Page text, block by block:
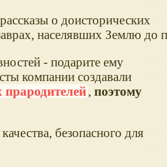
о доисторических
населявших Землю до
- подарите ему
компании создавали
, поэтому
безопасного для